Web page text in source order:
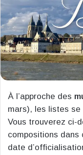
À l’approche des
mars), les listes
Vous trouverez ci-
compositions dans
date